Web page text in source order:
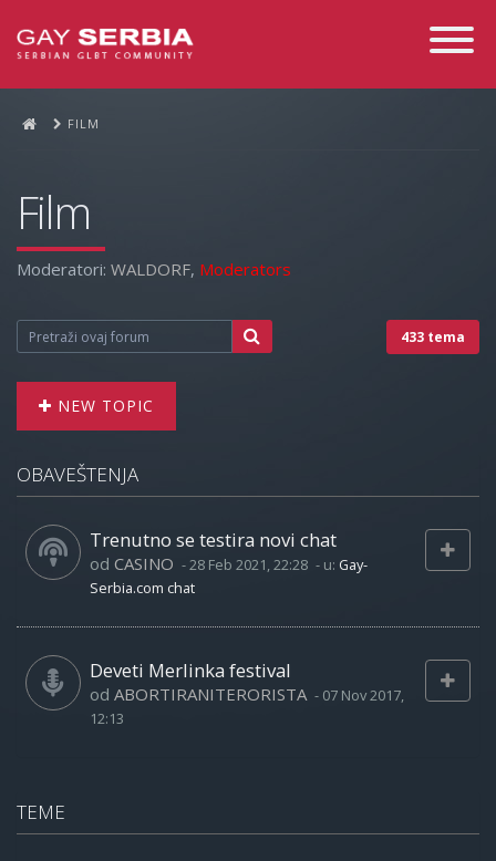
Toggle
FILM
Film
Moderatori: WALDORF, Moderators
433 tema
NEW TOPIC
OBAVEŠTENJA
Trenutno se testira novi chat
od CASINO -28 Feb 2021, 22:28 - u: Gay-
Serbia.com chat
Deveti Merlinka festival
od ABORTIRANITERORISTA - 07 Nov 2017,
12:13
TEME